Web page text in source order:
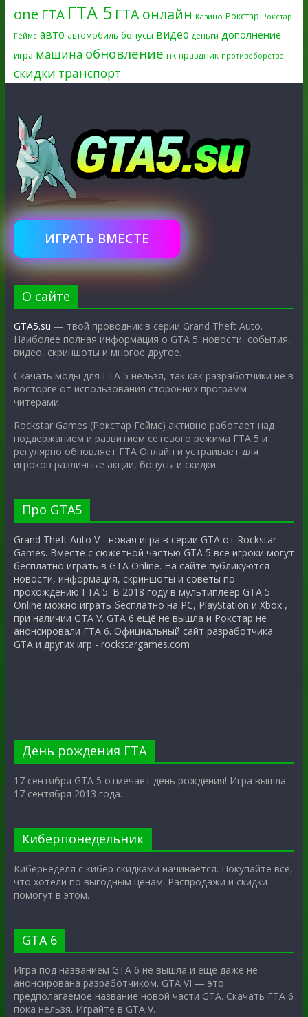
one ГТА ГТА 5 ГТА онлайн Казино Рокстар Рокстар
Геймс авто автомобиль бонусы видео деньги дополнение
игра машина обновление пк праздник противоборство
скидки транспорт
ИГРАТЬ ВМЕСТЕ
О сайте
GTA5.su — твой проводник в серии Grand Theft Auto.
Наиболее полная информация о GTA 5: новости, события,
видео, скриншоты и многое другое.
Скачать моды для ГТА 5 нельзя, так как разработчики не в
восторге от использования сторонних программ
читерами.
Rockstar Games (Рокстар Геймс) активно работает над
поддержанием и развитием сетевого режима ГТА 5 и
регулярно обновляет ГТА Онлайн и устраивает для
игроков различные акции, бонусы и скидки.
Про GTA5
Grand Theft Auto V - новая игра в серии GTA от Rockstar
Games. Вместе с сюжетной частью GTA 5 все игроки могут
бесплатно играть в GTA Online. На сайте публикуются
новости, информация, скриншоты и советы по
прохождению ГТА 5. В 2018 году в мультиплеер GTA 5
Online можно играть бесплатно на PC, PlayStation и Xbox ,
при наличии GTA V. GTA 6 ещё не вышла и Рокстар не
анонсировали ГТА 6. Официальный сайт разработчика
GTA и других игр - rockstargames.com
День рождения ГТА
17 сентября GTA 5 отмечает день рождения! Игра вышла
17 сентября 2013 года.
Киберпонедельник
Кибернеделя с кибер скидками начинается. Покупайте всё,
что хотели по выгодным ценам. Распродажи и скидки
помогут в этом.
GTA 6
Игра под названием GTA 6 не вышла и ещё даже не
анонсирована разработчиком. GTA VI — это
предполагаемое название новой части GTA. Скачать ГТА 6
пока нельзя. Играйте в GTA V.